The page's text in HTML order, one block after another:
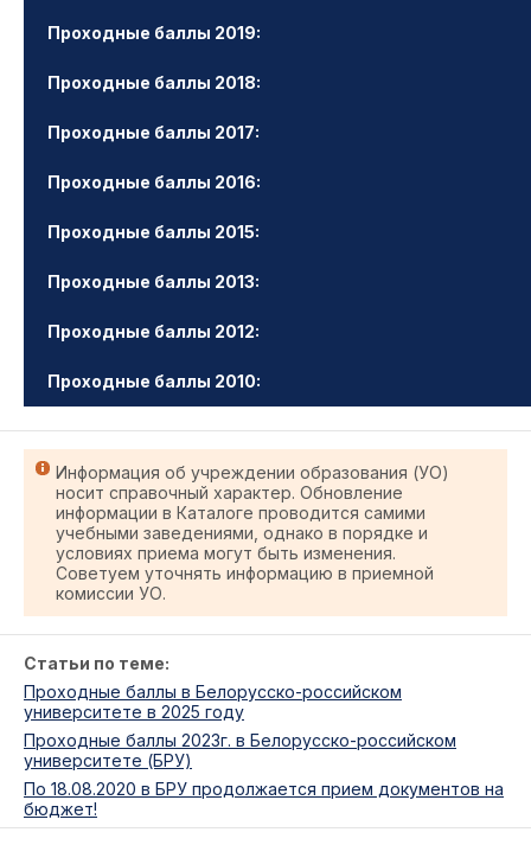
Проходные баллы 2019:
Проходные баллы 2018:
Проходные баллы 2017:
Проходные баллы 2016:
Проходные баллы 2015:
Проходные баллы 2013:
Проходные баллы 2012:
Проходные баллы 2010:
Информация об учреждении образования (УО)
носит справочный характер. Обновление
информации в Каталоге проводится самими
учебными заведениями, однако в порядке и
условиях приема могут быть изменения.
Советуем уточнять информацию в приемной
комиссии УО.
Статьи по теме:
Проходные баллы в Белорусско-российском
университете в 2025 году
Проходные баллы 2023г. в Белорусско-российском
университете (БРУ)
По 18.08.2020 в БРУ продолжается прием документов на
бюджет!